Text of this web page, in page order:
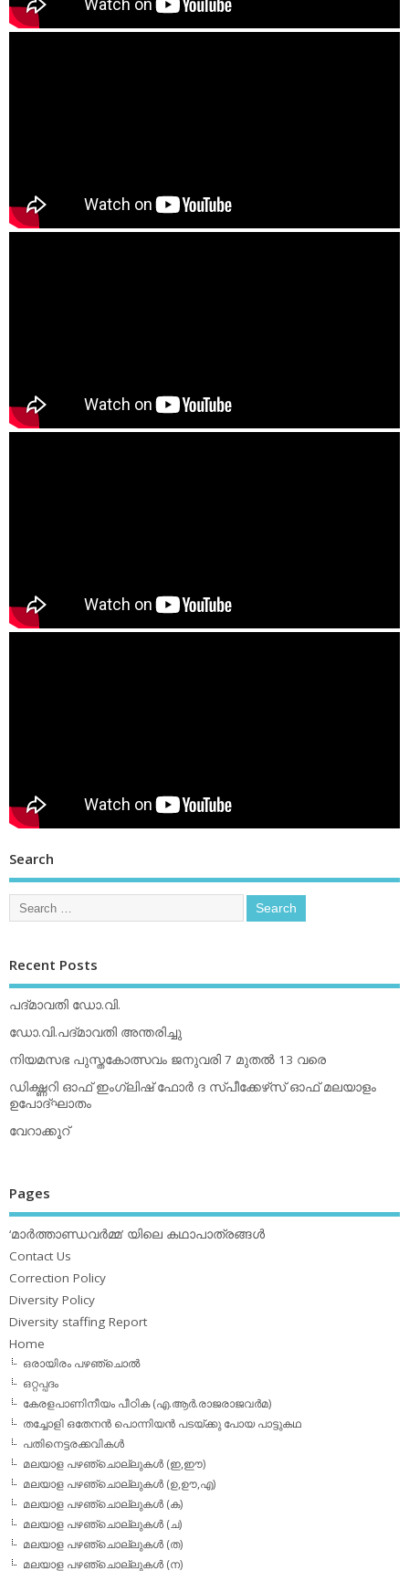
Search
Recent Posts
പദ്മാവതി ഡോ.വി.
ഡോ.വി.പദ്മാവതി അന്തരിച്ചു
നിയമസഭ പുസ്തകോത്സവം ജനുവരി 7 മുതല്‍ 13 വരെ
ഡിക്ഷ്ണറി ഓഫ് ഇംഗ്ലിഷ് ഫോര്‍ ദ സ്പീക്കേഴ്‌സ് ഓഫ് മലയാളം
ഉപോദ്ഘാതം
വേറാക്കൂറ്
Pages
‘മാര്‍ത്താണ്ഡവര്‍മ്മ’ യിലെ കഥാപാത്രങ്ങള്‍
Contact Us
Correction Policy
Diversity Policy
Diversity staffing Report
Home
ഒരായിരം പഴഞ്ചൊല്‍
ഒറ്റപ്പദം
കേരളപാണിനീയം പീഠിക (എ.ആര്‍.രാജരാജവര്‍മ)
തച്ചോളി ഒതേനൻ പൊന്നിയൻ പടയ്‌ക്കു പോയ പാട്ടുകഥ
പതിനെട്ടരക്കവികള്‍
മലയാള പഴഞ്ചൊല്ലുകള്‍ (ഇ,ഈ)
മലയാള പഴഞ്ചൊല്ലുകള്‍ (ഉ,ഊ,എ)
മലയാള പഴഞ്ചൊല്ലുകള്‍ (ക)
മലയാള പഴഞ്ചൊല്ലുകള്‍ (ച)
മലയാള പഴഞ്ചൊല്ലുകള്‍ (ത)
മലയാള പഴഞ്ചൊല്ലുകള്‍ (ന)